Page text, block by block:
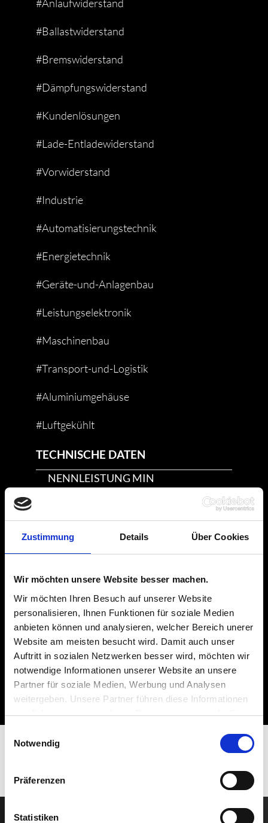
Zustimmung Details Über Cookies
Wir möchten unsere Website besser machen.
Wir möchten Ihren Besuch auf unserer Website
personalisieren, Ihnen Funktionen für soziale Medien
anbieten können und analysieren, welcher Bereich unerer
Website am meisten besucht wird. Damit auch unser
Auftritt in sozialen Netzwerken besser wird, möchten wir
notwendige Informationen unserer Website an unsere
Partner für soziale Medien, Werbung und Analysen
weitergeben. Unsere Partner führen diese Informationen
möglicherweise mit weiteren Daten zusammen, die Sie
Nutzung der Dienste gesammelt haben.
Notwendig
Präferenzen
Statistiken
#Anlaufwiderstand
#Ballastwiderstand
#Bremswiderstand
#Dämpfungswiderstand
#Kundenlösungen
#Lade-Entladewiderstand
#Vorwiderstand
#Industrie
#Automatisierungstechnik
#Energietechnik
#Geräte-und-Anlagenbau
#Leistungselektronik
#Maschinenbau
#Transport-und-Logistik
#Aluminiumgehäuse
#Luftgekühlt
TECHNISCHE DATEN
NENNLEISTUNG MIN
500 W
WIDERSTANDSWERTEBEREICH MIN
0,5 Ω
WIDERSTANDSWERTEBEREICH
MAX
25 Ω